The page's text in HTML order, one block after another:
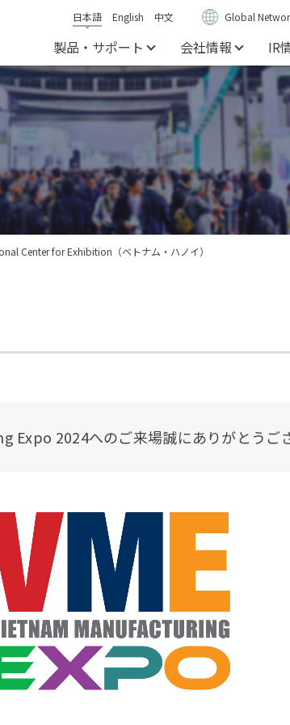
日本語 English 中文 Global
製品・サポート 会社情報 IR
Center for Exhibition（ベトナム・ハノイ）
2024へのご来場誠にありがとうご